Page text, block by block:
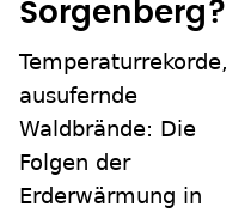
Sorgenberg?
Temperaturrekorde,
ausufernde
Waldbrände: Die
Folgen der
Erderwärmung in